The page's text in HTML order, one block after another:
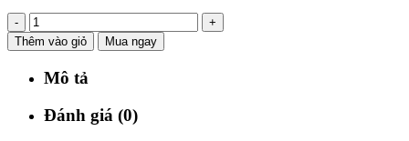
-
+
Thêm vào giỏ
Mua ngay
Mô tả
Đánh giá (0)